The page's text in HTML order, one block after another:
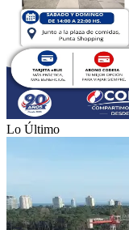
Lo Último